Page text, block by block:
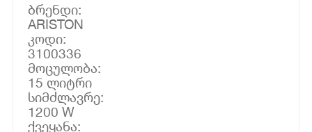
ბრენდი:
ARISTON
კოდი:
3100336
მოცულობა:
15 ლიტრი
სიმძლავრე:
1200 W
ქვეყანა: